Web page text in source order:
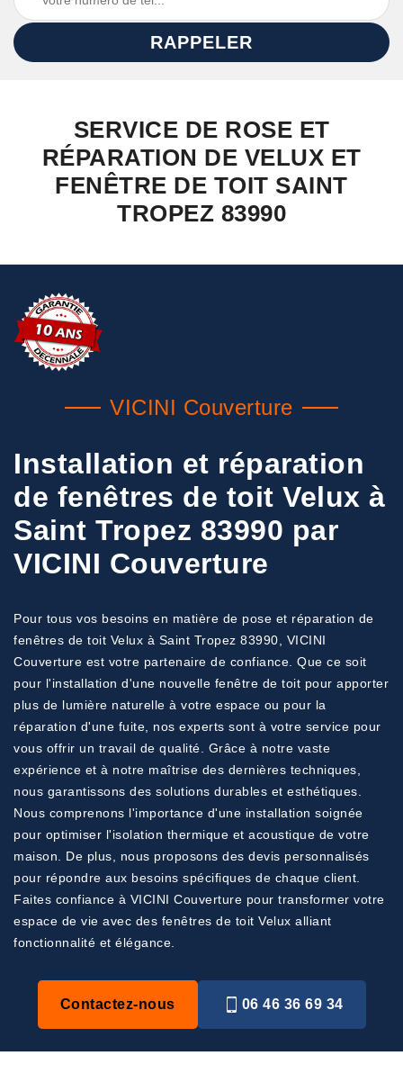
SERVICE DE ROSE ET
RÉPARATION DE VELUX ET
FENÊTRE DE TOIT SAINT
TROPEZ 83990
VICINI Couverture
Installation et réparation
de fenêtres de toit Velux à
Saint Tropez 83990 par
VICINI Couverture
Pour tous vos besoins en matière de pose et réparation de
fenêtres de toit Velux à Saint Tropez 83990, VICINI
Couverture est votre partenaire de confiance. Que ce soit
pour l'installation d'une nouvelle fenêtre de toit pour apporter
plus de lumière naturelle à votre espace ou pour la
réparation d'une fuite, nos experts sont à votre service pour
vous offrir un travail de qualité. Grâce à notre vaste
expérience et à notre maîtrise des dernières techniques,
nous garantissons des solutions durables et esthétiques.
Nous comprenons l'importance d'une installation soignée
pour optimiser l'isolation thermique et acoustique de votre
maison. De plus, nous proposons des devis personnalisés
pour répondre aux besoins spécifiques de chaque client.
Faites confiance à VICINI Couverture pour transformer votre
espace de vie avec des fenêtres de toit Velux alliant
fonctionnalité et élégance.
Contactez-nous 06 46 36 69 34